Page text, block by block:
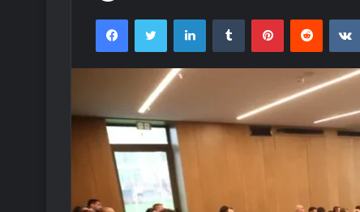
FacebookTwitter LinkedInTumblr PinterestReddit